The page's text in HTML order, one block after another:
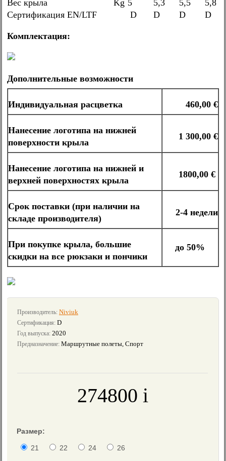
Вес крыла Kg 5 5,3 5,5
5,8
Сертификация EN/LTF D D D D
Комплектация:
Дополнительные возможности
Индивидуальная расцветка 460,00 €
Нанесение логотипа на нижней
поверхности крыла
1 300,00 €
Нанесение логотипа на нижней и
верхней поверхностях крыла
1800,00 €
Срок поставки (при наличии на
складе производителя)
2-4 недели
При покупке крыла, большие
скидки на все рюкзаки и пончики
до 50%
Производитель: Niviuk
Сертификация: D
Год выпуска: 2020
Предназначение: Маршрутные полеты, Спорт
274800 i
Размер:
21 22 24 26